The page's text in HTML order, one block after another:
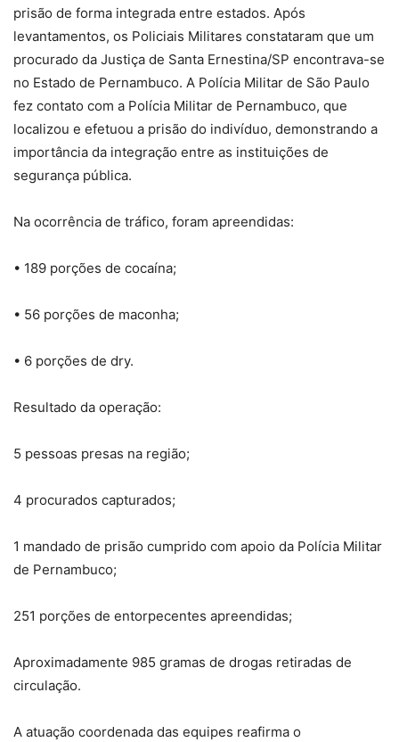
prisão de forma integrada entre estados. Após
levantamentos, os Policiais Militares constataram que um
procurado da Justiça de Santa Ernestina/SP encontrava-se
no Estado de Pernambuco. A Polícia Militar de São Paulo
fez contato com a Polícia Militar de Pernambuco, que
localizou e efetuou a prisão do indivíduo, demonstrando a
importância da integração entre as instituições de
segurança pública.
Na ocorrência de tráfico, foram apreendidas:
• 189 porções de cocaína;
• 56 porções de maconha;
• 6 porções de dry.
Resultado da operação:
5 pessoas presas na região;
4 procurados capturados;
1 mandado de prisão cumprido com apoio da Polícia Militar
de Pernambuco;
251 porções de entorpecentes apreendidas;
Aproximadamente 985 gramas de drogas retiradas de
circulação.
A atuação coordenada das equipes reafirma o